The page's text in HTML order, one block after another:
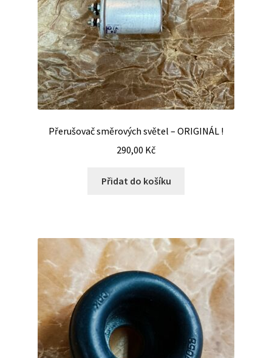
Přerušovač směrových světel – ORIGINÁL !
290,00 Kč
Přidat do košíku